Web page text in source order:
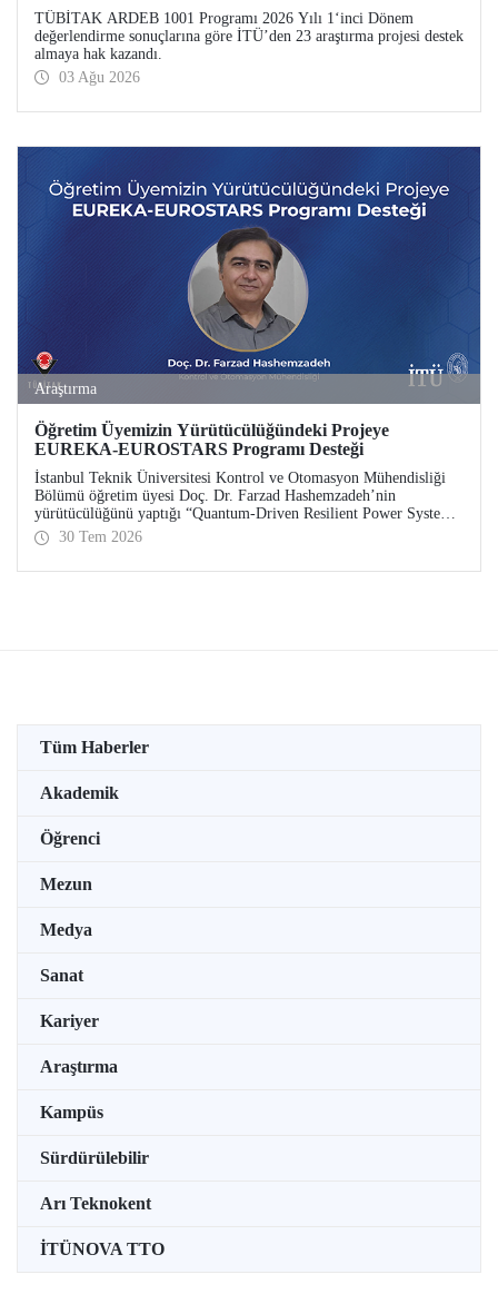
TÜBİTAK ARDEB 1001 Programı 2026 Yılı 1‘inci Dönem
değerlendirme sonuçlarına göre İTÜ’den 23 araştırma projesi destek
almaya hak kazandı.
03 Ağu 2026
Araştırma
Öğretim Üyemizin Yürütücülüğündeki Projeye
EUREKA-EUROSTARS Programı Desteği
İstanbul Teknik Üniversitesi Kontrol ve Otomasyon Mühendisliği
Bölümü öğretim üyesi Doç. Dr. Farzad Hashemzadeh’nin
yürütücülüğünü yaptığı “Quantum-Driven Resilient Power Systems:
Revolutionizing Energy Security for the Future” başlıklı projesi,
EUREKA-EUROSTARS Programı kapsamında desteklenmeye hak
kazandı.
30 Tem 2026
Tüm Haberler
Akademik
Öğrenci
Mezun
Medya
Sanat
Kariyer
Araştırma
Kampüs
Sürdürülebilir
Arı Teknokent
İTÜNOVA TTO